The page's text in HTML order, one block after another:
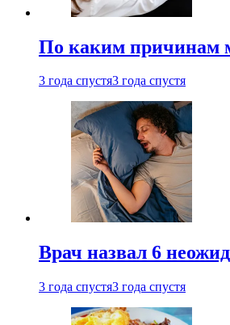
По каким причинам
3 года спустя3 года спустя
Врач назвал 6
3 года спустя3 года спустя